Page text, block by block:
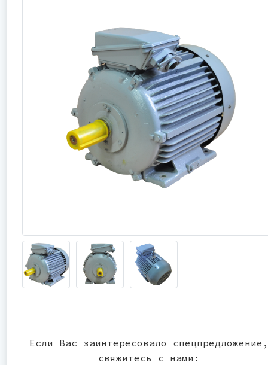
Если Вас заинтересовало спецпредложение,
свяжитесь с нами: